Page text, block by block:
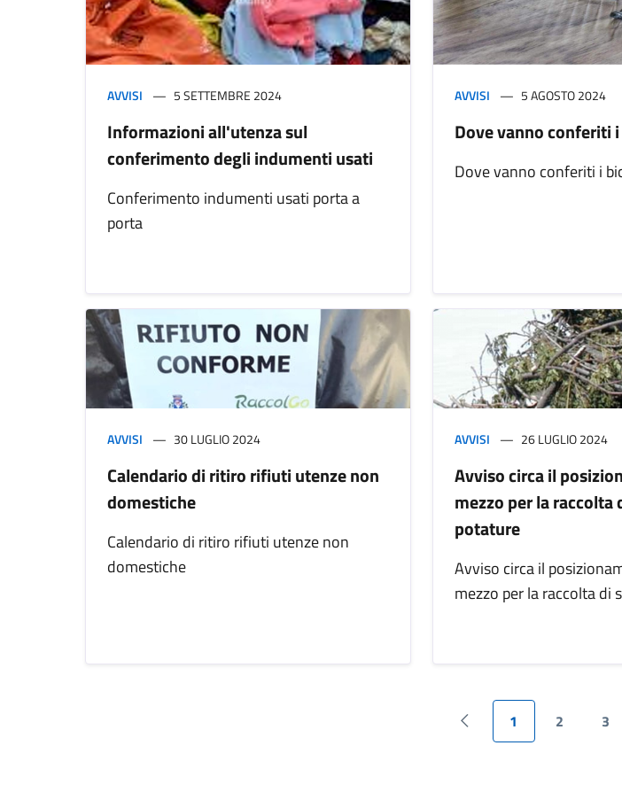
AVVISI 5 SETTEMBRE 2024
Informazioni all'utenza sul
conferimento degli indumenti usati
Conferimento indumenti usati porta a
porta
AVVISI 5 AGOSTO 2024
Dove vanno conferiti
Dove vanno conferiti i
AVVISI 30 LUGLIO 2024
Calendario di ritiro rifiuti utenze non
domestiche
Calendario di ritiro rifiuti utenze non
domestiche
AVVISI 26 LUGLIO 2024
Avviso circa il
mezzo per la raccolta
potature
Avviso circa il
mezzo per la raccolta di
Pagina precedente
1 2 3